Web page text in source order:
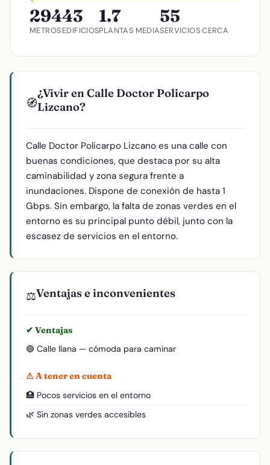
294
METROS
43
EDIFICIOS
1.7
PLANTAS MEDIA
55
SERVICIOS CERCA
🧭
¿Vivir en Calle Doctor Policarpo
Lizcano?
Calle Doctor Policarpo Lizcano es una calle con
buenas condiciones, que destaca por su alta
caminabilidad y zona segura frente a
inundaciones. Dispone de conexión de hasta 1
Gbps. Sin embargo, la falta de zonas verdes en el
entorno es su principal punto débil, junto con la
escasez de servicios en el entorno.
⚖️Ventajas e inconvenientes
✔ Ventajas
🟢 Calle llana — cómoda para caminar
⚠ A tener en cuenta
🏥 Pocos servicios en el entorno
🌿 Sin zonas verdes accesibles